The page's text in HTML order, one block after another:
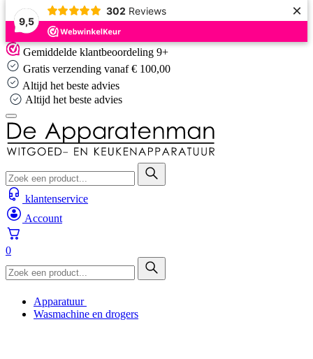
9,5
302 Reviews ×
Skip
to
content
Gemiddelde klantbeoordeling 9+
Gratis verzending vanaf € 100,00
Altijd het beste advies
Altijd het beste advies
klantenservice
Account
0
Apparatuur
Wasmachine en drogers